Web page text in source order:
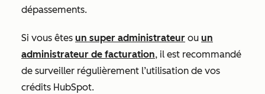
dépassements.
Si vous êtes un super administrateur ou un
administrateur de facturation, il est recommandé
de surveiller régulièrement l’utilisation de vos
crédits HubSpot.